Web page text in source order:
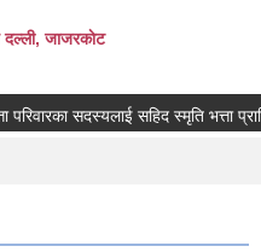
दल्ली, जाजरकाेट
सदस्यलाई सहिद स्मृति भत्ता